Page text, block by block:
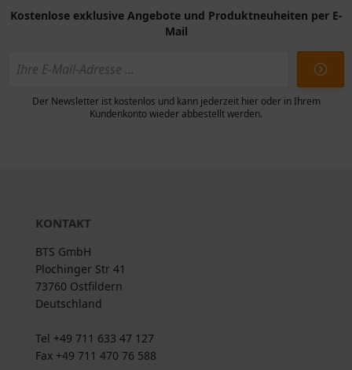
Kostenlose exklusive Angebote und Produktneuheiten per E-
Mail
Der Newsletter ist kostenlos und kann jederzeit hier oder in Ihrem
Kundenkonto wieder abbestellt werden.
KONTAKT
BTS GmbH
Plochinger Str 41
73760 Ostfildern
Deutschland
Tel +49 711 633 47 127
Fax +49 711 470 76 588